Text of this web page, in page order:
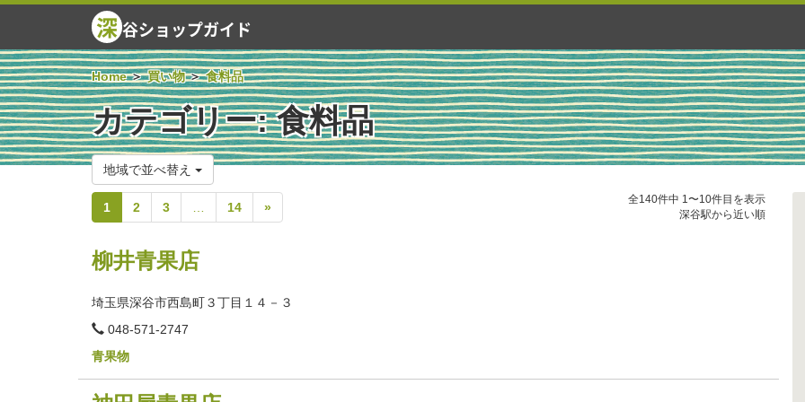
深 谷ショップガイド
Home 買い物 食料品
カテゴリー:食料品
地域で並べ替え
1 2 3 14 »
全140件中 1〜10件目を表示
深谷駅から近い順
柳井青果店
埼玉県深谷市西島町３丁目１４－３
電
番
号
048-571-2747
青果物